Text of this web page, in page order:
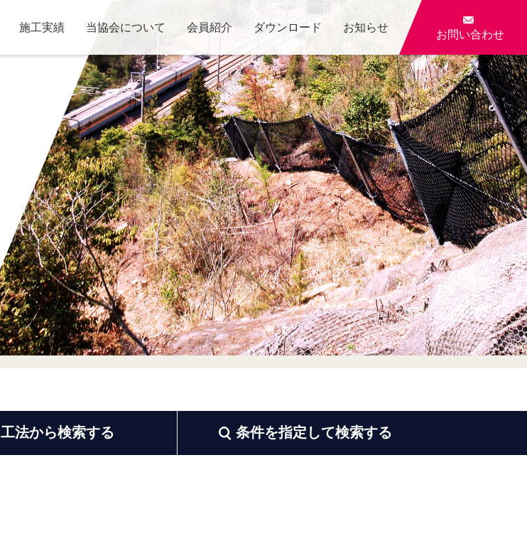
施工実績 当協会について 会員紹介 ダウンロード お知らせ 
お問い合わせ
工法から検索する  条件を指定して検索する